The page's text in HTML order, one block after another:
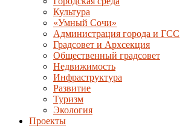
Культура
«Умный Сочи»
Администрация города и ГСС
Градсовет и Архсекция
Общественный градсовет
Недвижимость
Инфраструктура
Развитие
Туризм
Экология
Проекты